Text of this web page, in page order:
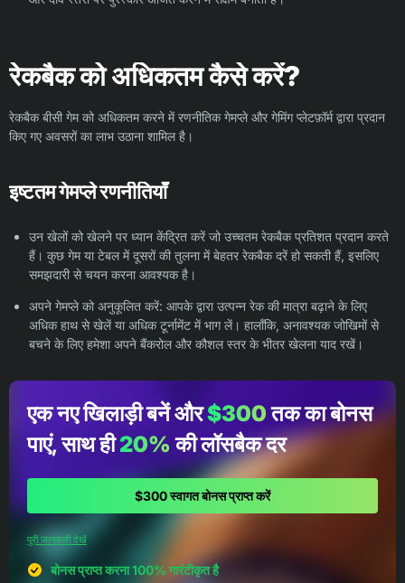
रेकबैक को अधिकतम कैसे करें?
रेकबैक बीसी गेम को अधिकतम करने में रणनीतिक गेमप्ले और गेमिंग प्लेटफ़ॉर्म द्वारा प्रदान
किए गए अवसरों का लाभ उठाना शामिल है।
इष्टतम गेमप्ले रणनीतियाँ
उन खेलों को खेलने पर ध्यान केंद्रित करें जो उच्चतम रेकबैक प्रतिशत प्रदान करते
हैं। कुछ गेम या टेबल में दूसरों की तुलना में बेहतर रेकबैक दरें हो सकती हैं, इसलिए
समझदारी से चयन करना आवश्यक है।
अपने गेमप्ले को अनुकूलित करें: आपके द्वारा उत्पन्न रेक की मात्रा बढ़ाने के लिए
अधिक हाथ से खेलें या अधिक टूर्नामेंट में भाग लें। हालाँकि, अनावश्यक जोखिमों से
बचने के लिए हमेशा अपने बैंकरोल और कौशल स्तर के भीतर खेलना याद रखें।
एक नए खिलाड़ी बनें और$300तक का बोनस
पाएं, साथ ही20%की लॉसबैक दर
$300 स्वागत बोनस प्राप्त करें
पूरी जानकारी देखें
बोनस प्राप्त करना 100% गारंटीकृत है